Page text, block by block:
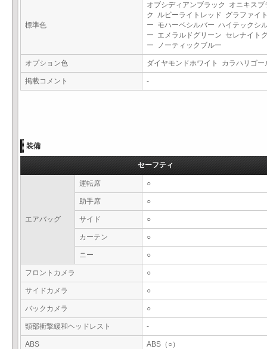
標準色
オブシディアンブラック オニキスブ
ク ルビーライトレッド グラファイ
ー モハーベシルバー ハイテックシ
ー エメラルドグリーン セレナイト
ー ノーティックブルー
オプション色 ダイヤモンドホワイト カラハリゴ
掲載コメント -
装備
セーフティ
エアバッグ
運転席 ○
助手席 ○
サイド ○
カーテン ○
ニー ○
フロントカメラ ○
サイドカメラ ○
バックカメラ ○
頸部衝撃緩和ヘッドレスト -
ABS ABS（○）